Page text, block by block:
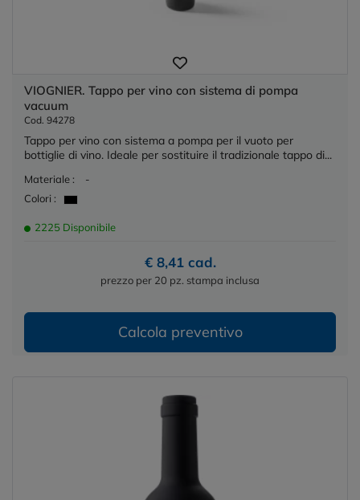
VIOGNIER. Tappo per vino con sistema di pompa
vacuum
Cod. 94278
Tappo per vino con sistema a pompa per il vuoto per
bottiglie di vino. Ideale per sostituire il tradizionale tappo di...
Materiale :
-
Colori :
2225 Disponibile
€ 8,41 cad.
prezzo per 20 pz. stampa inclusa
Calcola preventivo